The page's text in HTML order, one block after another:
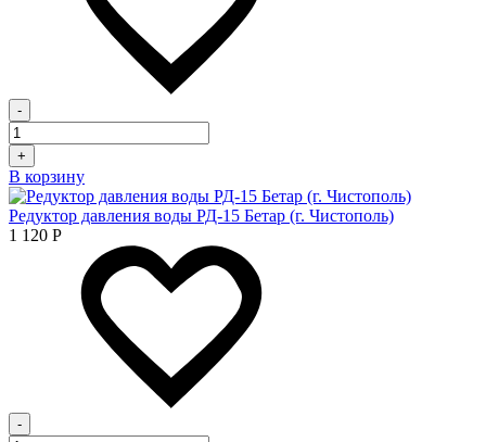
-
+
В корзину
Редуктор давления воды РД-15 Бетар (г. Чистополь)
1 120 Р
-